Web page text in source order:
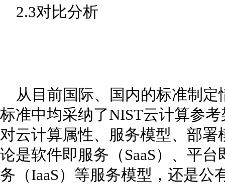
2.3对比分析
从目前国际、国内的标准制定
标准中均采纳了NIST云计算参
对云计算属性、服务模型、部
论是软件即服务（SaaS）、平
务（IaaS）等服务模型，还是